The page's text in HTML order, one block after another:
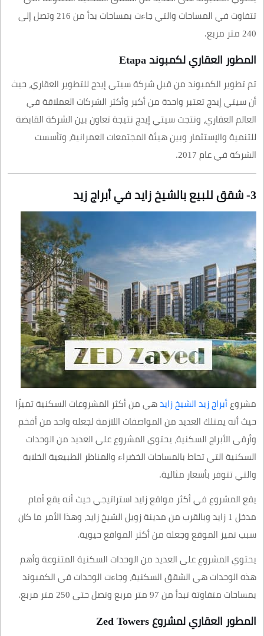
تتفاوت في المساحات والتي جاءت بمساحات بدأ من 216 وتصل إلى
240 متر مربع.
المطور العقاري لكمبوند Etapa
تم تطوير الكمبوند من قبل شركة سيتي إيدج للتطوير العقاري، حيث
أن سيتي إيدج تعتبر واحدة من أكبر وأكثر الشركات العملاقة في
العالم العقاري، ونتجت سيتي إيدج نتيجة تعاون بين الشركة القابضة
للتنمية والإستثمار وبين هيئة المجتمعات العمرانية، وتأسست
الشركة في عام 2017.
3- شقق للبيع بالشيخ زايد في أبراج زيد
مشروع أبراج زيد الشيخ زايد هي من أكثر المشروعات السكنية تميزًا
حيث أنه يمتلك العديد من المواصفات اللازمة لجعله واحد من أفخم
وأرقى الأبراج السكنية، يحتوي المشروع على العديد من الوحدات
السكنية التي تحاط بالمساحات الخضراء والمناظر الطبيعية الخلابة
والتي تتوفر بأسعار مثالية.
يقع المشروع في أكثر مواقع زايد استراتيجي حيث أنه يقع أمام
مدخل 1 زايد وبالقرب من مدينة زويل الشيخ زايد، وهذا الأمر ما كان
سبب تميز الموقع وجعله من أكثر المواقع حيوية.
يحتوي المشروع على العديد من الوحدات السكنية المتنوعة وأهم
هذه الوحدات هي الشقق السكنية، وجاءت الوحدات في الكمبوند
بمساحات متفاوتة تبدأ من 97 متر مربع وتصل حتى 250 متر مربع.
المطور العقاري لمشروع Zed Towers